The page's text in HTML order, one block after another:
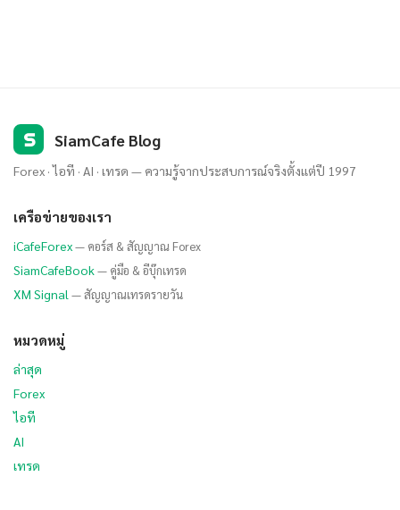
S SiamCafe Blog
Forex · ไอที · AI · เทรด — ความรู้จากประสบการณ์จริงตั้งแต่ปี 1997
เครือข่ายของเรา
iCafeForex— คอร์ส & สัญญาณ Forex
SiamCafeBook— คู่มือ & อีบุ๊กเทรด
XM Signal — สัญญาณเทรดรายวัน
หมวดหมู่
ล่าสุด
Forex
ไอที
AI
เทรด